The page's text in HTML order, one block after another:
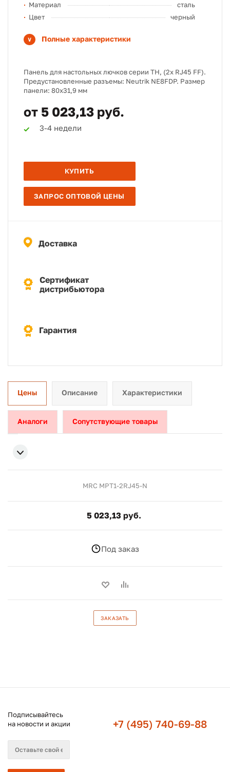
Материал
сталь
Цвет
черный
Полные характеристики
Панель для настольных лючков серии TH, (2x RJ45 FF).
Предустановленные разъемы: Neutrik NE8FDP. Размер
панели: 80х31,9 мм
от 5 023,13 руб.
3-4 недели
КУПИТЬ
ЗАПРОС ОПТОВОЙ ЦЕНЫ
Доставка
Сертификат
дистрибьютора
Гарантия
Цены Описание Характеристики
Аналоги Сопутствующие товары
MRC MPT1-2RJ45-N
5 023,13 руб.
Под заказ
ЗАКАЗАТЬ
Подписывайтесь
на новости и акции
+7 (495) 740-69-88